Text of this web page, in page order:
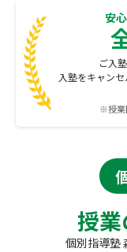
安
ご入
入塾をキャン
※授業
授
個別指導塾